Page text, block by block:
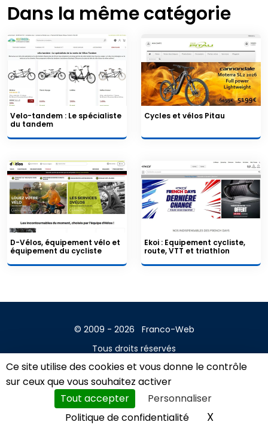
Ce site utilise des cookies et vous donne le contrôle
sur ceux que vous souhaitez activer
Tout accepter
Personnaliser
Politique de confidentialité
XMasquer
Dans la même catégorie
Velo-tandem : Le spécialiste
du tandem
Cycles et vélos Pitau
D-Vélos, équipement vélo et
équipement du cycliste
Ekoi : Equipement cycliste,
route, VTT et triathlon
© 2009 - 2026
Franco-Web
Tous droits réservés
Contact
Mentions légales
A propos